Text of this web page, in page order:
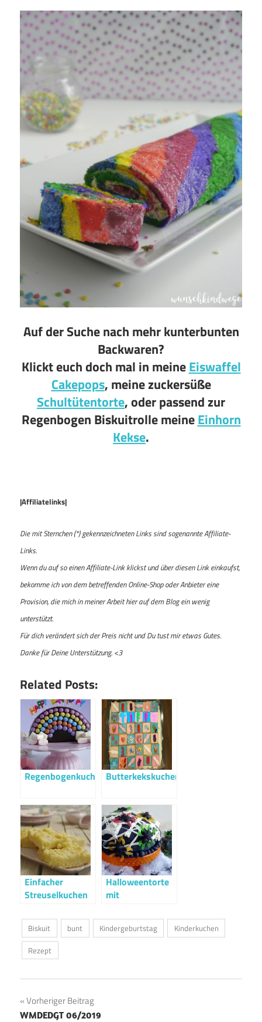
Auf der Suche nach mehr kunterbunten
Backwaren?
Klickt euch doch mal in meineEiswaffel
Cakepops, meine zuckersüße
Schultütentorte, oder passend zur
Regenbogen Biskuitrolle meineEinhorn
Kekse.
|Affiliatelinks|
Die mit Sternchen (*) gekennzeichneten Links sind sogenannte Affiliate-
Links.
Wenn du auf so einen Affiliate-Link klickst und über diesen Link einkaufst,
bekomme ich von dem betreffenden Online-Shop oder Anbieter eine
Provision, die mich in meiner Arbeit hier auf dem Blog ein wenig
unterstützt.
Für dich verändert sich der Preis nicht und Du tust mir etwas Gutes.
Danke für Deine Unterstützung. <3
Related Posts:
Regenbogenkuchen Butterkekskuchen
Einfacher
Streuselkuchen
Halloweentorte
mit
Biskuit bunt Kindergeburtstag
Kinderkuchen
Rezept
Beitragsnavigation
Vorheriger Beitrag
WMDEDGT 06/2019